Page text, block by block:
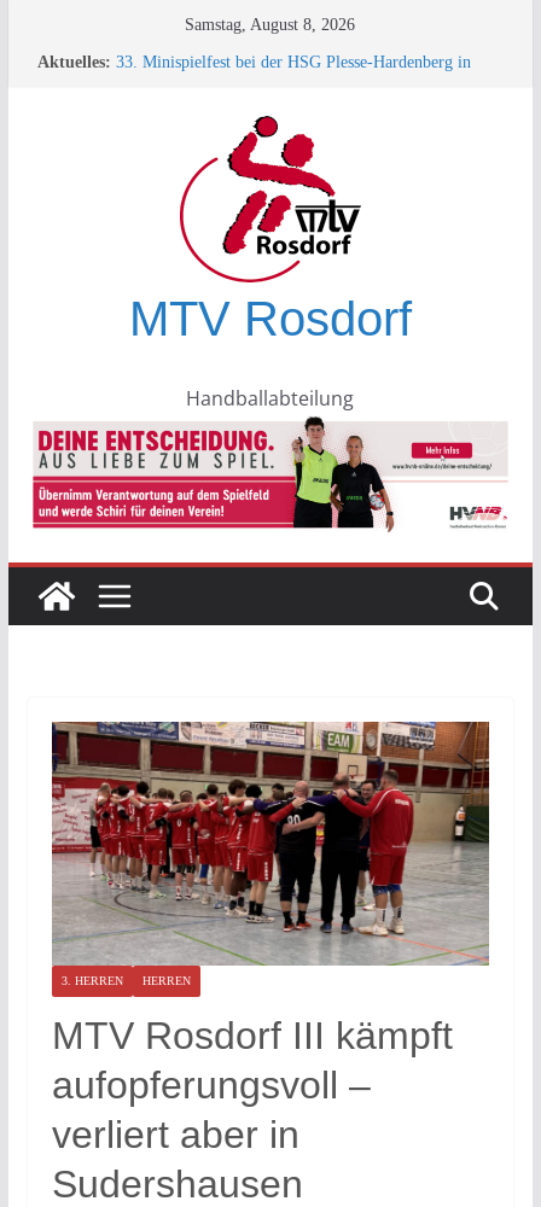
springen
Samstag, August 8, 2026
Aktuelles: 33. Minispielfest bei der HSG Plesse-Hardenberg in
überrascht die Konkurrenz!
+++ TESTSPIEL +++
Turnierbericht männliche D-Jugend – Rauschenwasser
+++ SPORTLEREHRUNG des KSB+++
MTV Rosdorf
Handballabteilung
3. HERREN HERREN
MTV Rosdorf III kämpft
aufopferungsvoll –
verliert aber in
Sudershausen